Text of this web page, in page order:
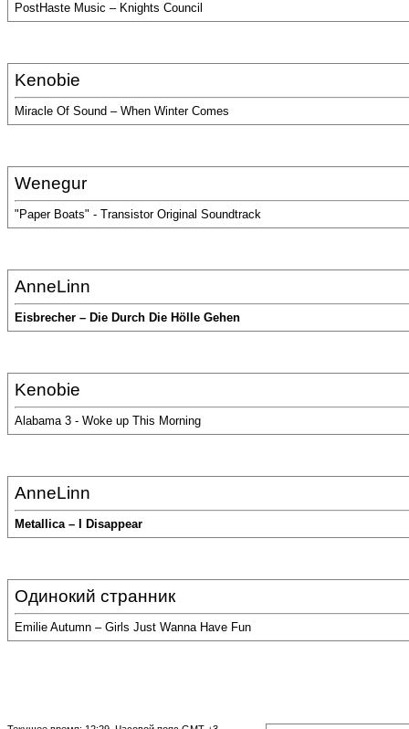
PostHaste Music – Knights Council
Kenobie
Miracle Of Sound – When Winter Comes
Wenegur
"Paper Boats" - Transistor Original Soundtrack
AnneLinn
Eisbrecher – Die Durch Die Hölle Gehen
Kenobie
Alabama 3 - Woke up This Morning
AnneLinn
Metallica – I Disappear
Одинокий странник
Emilie Autumn – Girls Just Wanna Have Fun